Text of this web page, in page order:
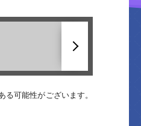
可能性がございます。